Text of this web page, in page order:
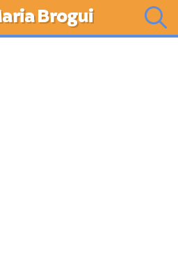
Brogui